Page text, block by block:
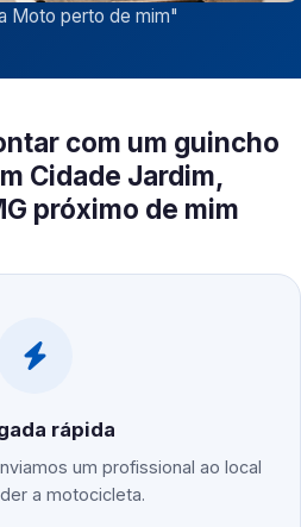
Moto perto de mim"
com um guincho
Cidade Jardim,
próximo de mim
rápida
um profissional ao local
a motocicleta.